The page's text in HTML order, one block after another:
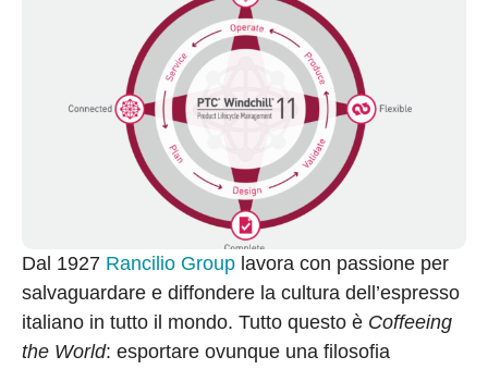
Dal 1927 Rancilio Group lavora con passione per
salvaguardare e diffondere la cultura dell’espresso
italiano in tutto il mondo. Tutto questo è Coffeeing
the World: esportare ovunque una filosofia